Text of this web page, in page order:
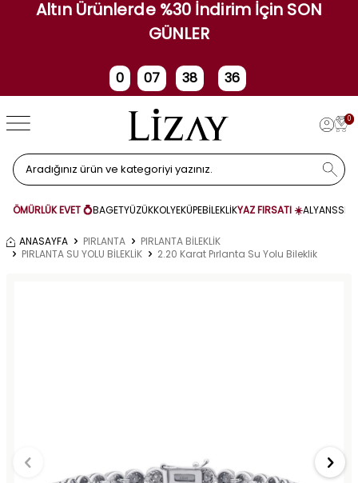
Altın Ürünlerde %30 İndirim İçin SON
GÜNLER
0
Gün
07
Saat
38 35
0
ÖMÜRLÜK EVET 💍BAGETYÜZÜKKOLYEKÜPEBİLEKLİKYAZ FIRSATI ☀️ALYANS
ANASAYFA PIRLANTA
PIRLANTA BİLEKLİK
PIRLANTA SU YOLU BİLEKLİK
2.20 Karat Pırlanta Su Yolu Bileklik